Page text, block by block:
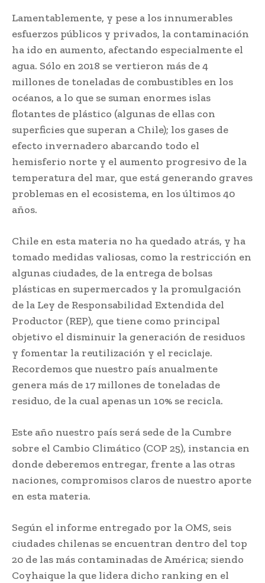
Lamentablemente, y pese a los innumerables
esfuerzos públicos y privados, la contaminación
ha ido en aumento, afectando especialmente el
agua. Sólo en 2018 se vertieron más de 4
millones de toneladas de combustibles en los
océanos, a lo que se suman enormes islas
flotantes de plástico (algunas de ellas con
superficies que superan a Chile); los gases de
efecto invernadero abarcando todo el
hemisferio norte y el aumento progresivo de la
temperatura del mar, que está generando graves
problemas en el ecosistema, en los últimos 40
años.
Chile en esta materia no ha quedado atrás, y ha
tomado medidas valiosas, como la restricción en
algunas ciudades, de la entrega de bolsas
plásticas en supermercados y la promulgación
de la Ley de Responsabilidad Extendida del
Productor (REP), que tiene como principal
objetivo el disminuir la generación de residuos
y fomentar la reutilización y el reciclaje.
Recordemos que nuestro país anualmente
genera más de 17 millones de toneladas de
residuo, de la cual apenas un 10% se recicla.
Este año nuestro país será sede de la Cumbre
sobre el Cambio Climático (COP 25), instancia en
donde deberemos entregar, frente a las otras
naciones, compromisos claros de nuestro aporte
en esta materia.
Según el informe entregado por la OMS, seis
ciudades chilenas se encuentran dentro del top
20 de las más contaminadas de América; siendo
Coyhaique la que lidera dicho ranking en el